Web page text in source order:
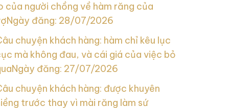
của người chồng về hàm răng của
Ngày đăng: 28/07/2026
chuyện khách hàng: hàm chỉ kêu lục
mà không đau, và cái giá của việc bỏ
Ngày đăng: 27/07/2026
chuyện khách hàng: được khuyên
trước thay vì mài răng làm sứ